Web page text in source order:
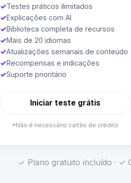
✓Testes práticos ilimitados
✓Explicações com AI
✓Biblioteca completa de recursos
✓Mais de 20 idiomas
✓Atualizações semanais de conteúdo
✓Recompensas e indicações
✓Suporte prioritário
Iniciar teste grátis
*Não é necessário cartão de crédito
✓ Plano gratuito incluído · ✓